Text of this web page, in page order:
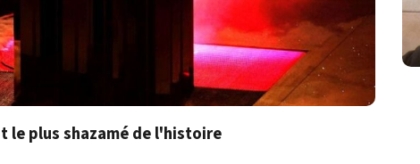
le plus shazamé de l'histoire